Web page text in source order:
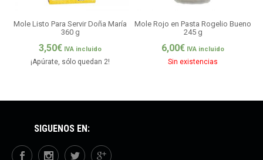
Mole Listo Para Servir Doña María
360 g
3,50€ IVA incluido
¡Apúrate, sólo quedan 2!
Mole Rojo en Pasta Rogelio Bueno
245 g
6,00€ IVA incluido
Sin existencias
SÍGUENOS EN: